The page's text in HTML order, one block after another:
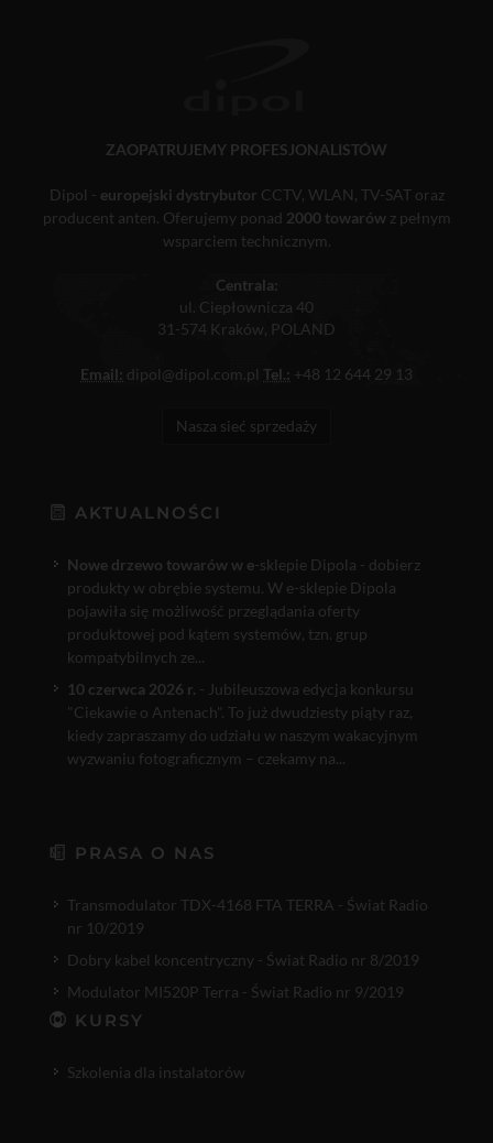
ZAOPATRUJEMY PROFESJONALISTÓW
Dipol - europejski dystrybutor CCTV, WLAN, TV-SAT oraz
producent anten. Oferujemy ponad 2000 towarówz pełnym
wsparciem technicznym.
Centrala:
ul. Ciepłownicza 40
31-574 Kraków, POLAND
Email: dipol@dipol.com.pl Tel.: +48 12 644 29 13
Nasza sieć sprzedaży
AKTUALNOŚCI
Nowe drzewo towarów w e-sklepie Dipola - dobierz
produkty w obrębie systemu. W e-sklepie Dipola
pojawiła się możliwość przeglądania oferty
produktowej pod kątem systemów, tzn. grup
kompatybilnych ze...
10 czerwca 2026 r. - Jubileuszowa edycja konkursu
"Ciekawie o Antenach". To już dwudziesty piąty raz,
kiedy zapraszamy do udziału w naszym wakacyjnym
wyzwaniu fotograficznym – czekamy na...
PRASA O NAS
Transmodulator TDX-4168 FTA TERRA - Świat Radio
nr 10/2019
Dobry kabel koncentryczny - Świat Radio nr 8/2019
Modulator MI520P Terra - Świat Radio nr 9/2019
KURSY
Szkolenia dla instalatorów